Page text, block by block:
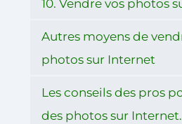
10. Vendre vos photos
Autres moyens de
photos sur Internet
Les conseils des pros
des photos sur Internet.